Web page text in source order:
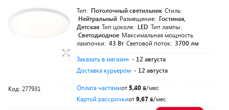
Тип: Потолочный светильник Стиль:
Нейтральный Размещение: Гостиная,
Детская Тип цоколя: LED Тип лампы:
Светодиодное Максимальная мощность
лампочки: 43 Вт Световой поток: 3700 лм
Заказать в магазин - 12 августа
Доставка курьером - 12 августа
Код: 277931 Оплата частямиот 5,40
/мес
Картой рассрочкиот9,67 /мес